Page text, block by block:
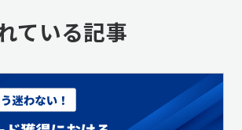
ている記事